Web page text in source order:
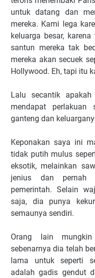
untuk datang dan
mereka. Kami lega
keluarga besar,
santun mereka tak
mereka akan secuek
Hollywood. Eh, tapi itu
Lalu secantik
mendapat perlakuan
ganteng dan
Keponakan saya ini
tidak putih mulus
eksotik, melainkan
jenius dan pernah
pemerintah. Selain
saja, dia punya
semaunya sendiri.
Orang lain
sebenarnya dia telah
lama untuk seperti
adalah gadis gendut